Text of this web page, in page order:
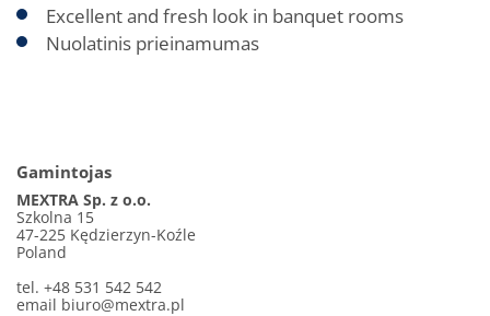
Excellent and fresh look in banquet rooms
Nuolatinis prieinamumas
Gamintojas
MEXTRA Sp. z o.o.
Szkolna 15
47-225 Kędzierzyn-Koźle
Poland
tel. +48 531 542 542
email biuro@mextra.pl